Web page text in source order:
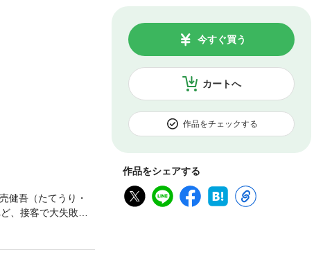
カートへ
今すぐ買う
作品をチェックする
作品をシェアする
吾（たてうり・
、接客で大失敗！
？ おっこの恋愛